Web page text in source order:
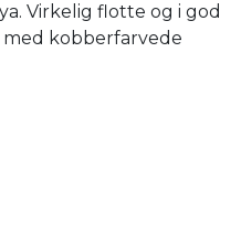
Virkelig flotte og i god
kobberfarvede